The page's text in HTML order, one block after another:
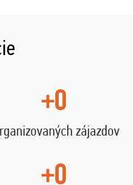
+0
zájazdov
+0